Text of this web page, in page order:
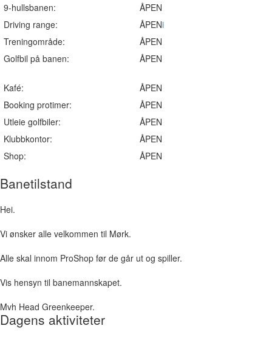
9-hullsbanen:
ÅPEN
Driving range:
ÅPENi
Treningområde:
ÅPEN
Golfbil på banen:
ÅPEN
Kafé:
ÅPEN
Booking protimer:
ÅPEN
Utleie golfbiler:
ÅPEN
Klubbkontor:
ÅPEN
Shop:
ÅPEN
Banetilstand
Hei.
Vi ønsker alle velkommen til Mørk.
Alle skal innom ProShop før de går ut og spiller.
Vis hensyn til banemannskapet.
Mvh Head Greenkeeper.
Dagens aktiviteter